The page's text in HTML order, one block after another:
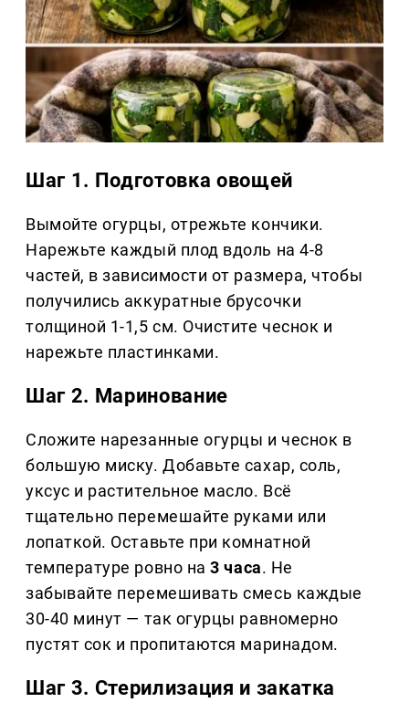
Шаг 1. Подготовка овощей
Вымойте огурцы, отрежьте кончики.
Нарежьте каждый плод вдоль на 4-8
частей, в зависимости от размера, чтобы
получились аккуратные брусочки
толщиной 1-1,5 см. Очистите чеснок и
нарежьте пластинками.
Шаг 2. Маринование
Сложите нарезанные огурцы и чеснок в
большую миску. Добавьте сахар, соль,
уксус и растительное масло. Всё
тщательно перемешайте руками или
лопаткой. Оставьте при комнатной
температуре ровно на3 часа. Не
забывайте перемешивать смесь каждые
30-40 минут — так огурцы равномерно
пустят сок и пропитаются маринадом.
Шаг 3. Стерилизация и закатка